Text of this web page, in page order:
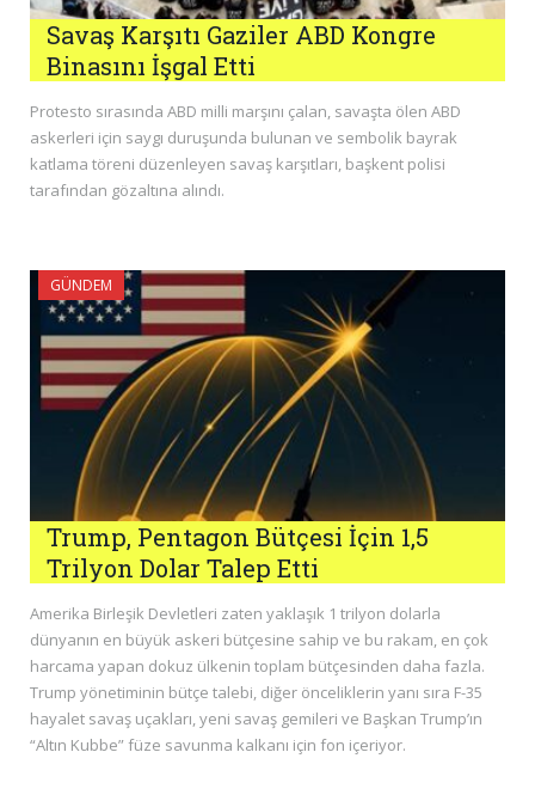
Savaş Karşıtı Gaziler ABD Kongre
Binasını İşgal Etti
Protesto sırasında ABD milli marşını çalan, savaşta ölen ABD
askerleri için saygı duruşunda bulunan ve sembolik bayrak
katlama töreni düzenleyen savaş karşıtları, başkent polisi
tarafından gözaltına alındı.
GÜNDEM
Trump, Pentagon Bütçesi İçin 1,5
Trilyon Dolar Talep Etti
Amerika Birleşik Devletleri zaten yaklaşık 1 trilyon dolarla
dünyanın en büyük askeri bütçesine sahip ve bu rakam, en çok
harcama yapan dokuz ülkenin toplam bütçesinden daha fazla.
Trump yönetiminin bütçe talebi, diğer önceliklerin yanı sıra F-35
hayalet savaş uçakları, yeni savaş gemileri ve Başkan Trump’ın
“Altın Kubbe” füze savunma kalkanı için fon içeriyor.